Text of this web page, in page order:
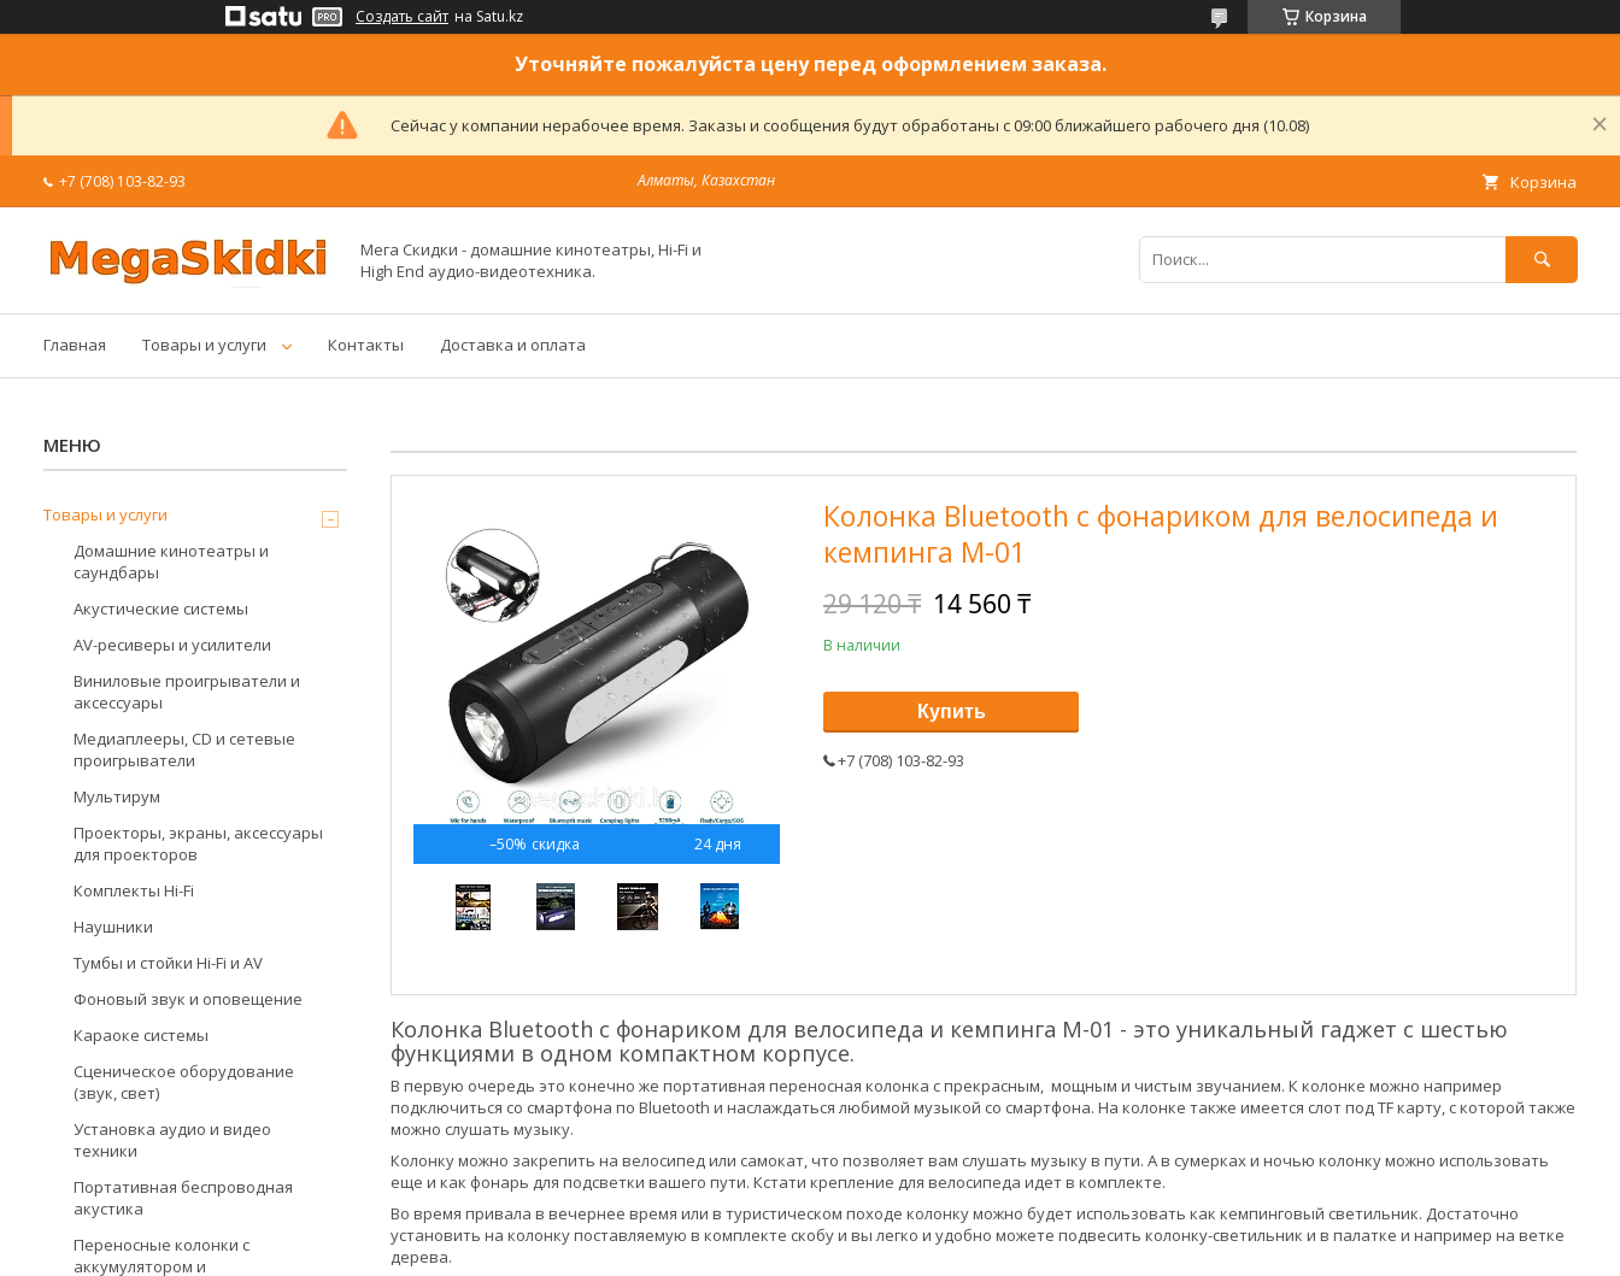
Создать сайт на Satu.kz Корзина
Уточняйте пожалуйста цену перед оформлением заказа.
Сейчас у компании нерабочее время. Заказы и сообщения будут обработаны с 09:00 ближайшего рабочего дня (10.08)
+7 (708) 103-82-93 Алматы, Казахстан Корзина
Мега Скидки - домашние кинотеатры, Hi-Fi и
High End аудио-видеотехника.
Главная Товары и услуги Контакты Доставка и оплата
–50% 24 дня
Колонка Bluetooth с фонариком для велосипеда и
кемпинга M-01
29 120 ₸ 14 560 ₸
В наличии
Купить
+7 (708) 103-82-93
Колонка Bluetooth с фонариком для велосипеда и кемпинга M-01 - это уникальный гаджет с шестью
функциями в одном компактном корпусе.
В первую очередь это конечно же портативная переносная колонка с прекрасным, мощным и чистым звучанием. К колонке можно например
подключиться со смартфона по Bluetooth и наслаждаться любимой музыкой со смартфона. На колонке также имеется слот под TF карту, с которой также
можно слушать музыку.
Колонку можно закрепить на велосипед или самокат, что позволяет вам слушать музыку в пути. А в сумерках и ночью колонку можно использовать
еще и как фонарь для подсветки вашего пути. Кстати крепление для велосипеда идет в комплекте.
Во время привала в вечернее время или в туристическом походе колонку можно будет использовать как кемпинговый светильник. Достаточно
установить на колонку поставляемую в комплекте скобу и вы легко и удобно можете подвесить колонку-светильник и в палатке и например на ветке
дерева.
Товары и услуги
Домашние кинотеатры и
саундбары
Акустические системы
AV-ресиверы и усилители
Виниловые проигрыватели и
аксессуары
Медиаплееры, CD и сетевые
проигрыватели
Мультирум
Проекторы, экраны, аксессуары
для проекторов
Комплекты Hi-Fi
Наушники
Тумбы и стойки Hi-Fi и AV
Фоновый звук и оповещение
Караоке системы
Сценическое оборудование
(звук, свет)
Установка аудио и видео
техники
Портативная беспроводная
акустика
Переносные колонки с
аккумулятором и